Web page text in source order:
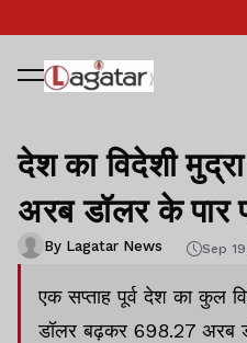
देश का विदेशी
अरब डॉलर के पार
By Lagatar News Sep
एक सप्ताह पूर्व देश का कुल
डॉलर बढ़कर 698.27 अरब